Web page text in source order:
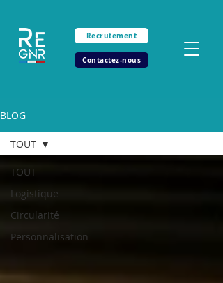
Recrutement
Contactez-nous
BLOG
TOUT
Logistique
Circularité
Personnalisation
TOUT